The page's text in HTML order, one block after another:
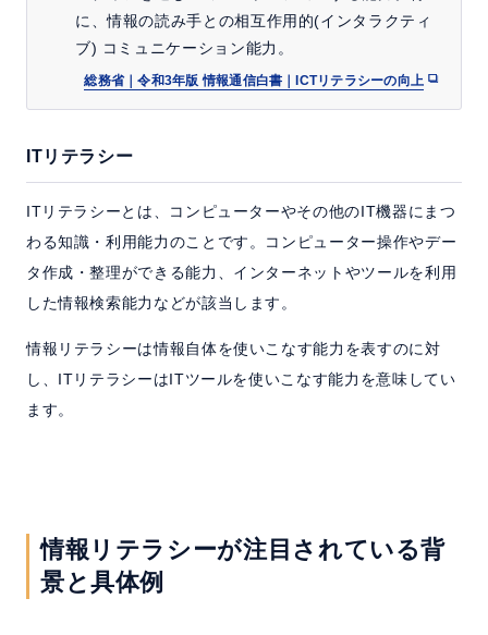
に、情報の読み手との相互作用的(インタラクティ
ブ) コミュニケーション能力。
総務省｜令和3年版 情報通信白書｜ICTリテラシーの向上
ITリテラシー
ITリテラシーとは、コンピューターやその他のIT機器にまつ
わる知識・利用能力のことです。コンピューター操作やデー
タ作成・整理ができる能力、インターネットやツールを利用
した情報検索能力などが該当します。
情報リテラシーは情報自体を使いこなす能力を表すのに対
し、ITリテラシーはITツールを使いこなす能力を意味してい
ます。
情報リテラシーが注目されている背
景と具体例